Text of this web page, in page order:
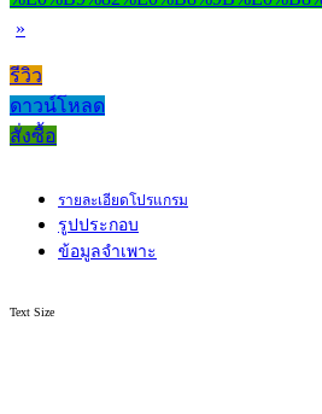
»
รีวิว
ดาวน์โหลด
สั่งซื้อ
รายละเอียดโปรแกรม
รูปประกอบ
ข้อมูลจำเพาะ
Text Size